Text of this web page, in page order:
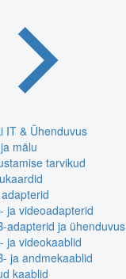
IT & Ühenduvus
mälu
tarvikud
ja videoadapterid
adapterid ja ühenduvus
ja videokaablid
ja andmekaablid
kaablid